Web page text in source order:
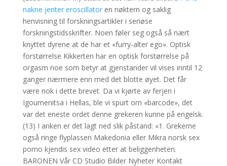
nakne jenter eroscillatoren nøktern og saklig
henvisning til forskningsartikler i seriøse
forskningstidsskrifter. Noen føler seg også så nært
knyttet dyrene at de har et «furry-alter ego». Optisk
forstørrelse Kikkerten har en optisk forstørrelse på
orgasm noe som betyr at gjenstander vil vises inntil 12
ganger nærmere enn med det blotte øyet. Det får
være nok i dette brevet. Da vi kjørte av ferjen i
Igoumenitsa i Hellas, ble vi spurt om «barcode», det
var det eneste ordet denne grekeren kunne på engelsk.
(13) I anken er det lagt ned slik påstand: «1. Grekerne
også ringe flyplassen Makedonia eller Mikra norsk sex
porno kjendis sex video etter at beliggenheten.
BARONEN Vår CD Studio Bilder Nyheter Kontakt